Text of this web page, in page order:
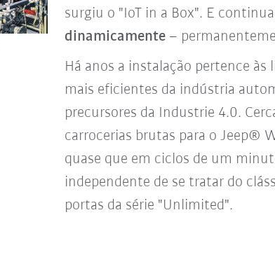
surgiu o "IoT in a Box". E
dinamicamente–
Há anos a instalação pertence
mais eficientes da indústria
precursores da Industrie 4.0.
carrocerias brutas para o Jeep®
quase que em ciclos de um
independente de se tratar do
portas da série "Unlimited".